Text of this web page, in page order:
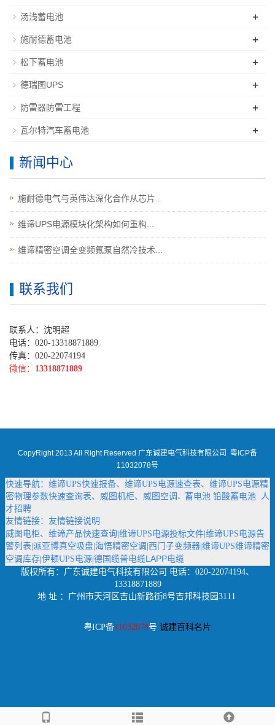
汤浅蓄电池 +
施耐德蓄电池 +
松下蓄电池 +
德瑞图UPS +
防雷器防雷工程 +
瓦尔特汽车蓄电池 +
新闻中心
施耐德电气与英伟达深化合作从芯片...
维谛UPS电源模块化架构如何重构...
维谛精密空调全变频氟泵自然冷技术...
联系我们
联系人：沈明超
电话：020-13318871889
传真：020-22074194
微信： 13318871889
CopyRight 2013 All Right Reserved 广东诚建电气科技有限公司 粤ICP备
11032078号
快速导航： 维谛UPS快速报备、 维谛UPS电源速查表、 维谛UPS电源精
密物理参数快速查询表、 威图机柜、 威图空调、 蓄电池 铅酸蓄电池 人
才招聘
友情链接： 友情链接说明
威图电柜、 维谛产品快速查询 维谛UPS电源投标文件 维谛UPS电源告
警列表 派亚博真空吸盘 海悟精密空调 西门子变频器 维谛UPS维谛精密
空调库存 伊顿UPS电源 德国缆普电缆LAPP电缆
版权所有： 广东诚建电气科技有限公司 电话：020-22074194、
13318871889
地 址 ：广州市天河区吉山新路街8号吉邦科技园3111
粤ICP备11032078号 诚建百科名片